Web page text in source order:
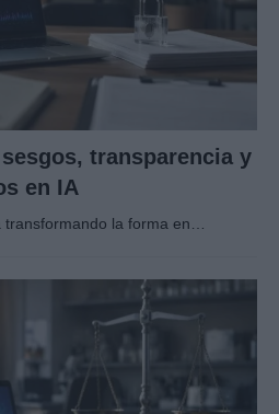
transparencia y
en IA
la forma en…